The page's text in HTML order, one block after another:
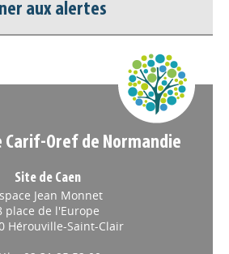
Scoop.it
aux alertes
Carif-Oref de Normandie
Site de Caen
Jean Monnet
place de l'Europe
Hérouville-Saint-Clair